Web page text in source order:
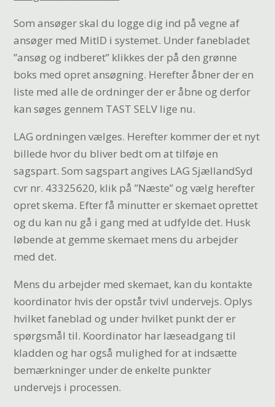
Som ansøger skal du logge dig ind på vegne af
ansøger med MitID i systemet. Under fanebladet
”ansøg og indberet” klikkes der på den grønne
boks med opret ansøgning. Herefter åbner der en
liste med alle de ordninger der er åbne og derfor
kan søges gennem TAST SELV lige nu.
LAG ordningen vælges. Herefter kommer der et nyt
billede hvor du bliver bedt om at tilføje en
sagspart. Som sagspart angives LAG SjællandSyd
cvr nr. 43325620, klik på ”Næste” og vælg herefter
opret skema. Efter få minutter er skemaet oprettet
og du kan nu gå i gang med at udfylde det. Husk
løbende at gemme skemaet mens du arbejder
med det.
Mens du arbejder med skemaet, kan du kontakte
koordinator hvis der opstår tvivl undervejs. Oplys
hvilket faneblad og under hvilket punkt der er
spørgsmål til. Koordinator har læseadgang til
kladden og har også mulighed for at indsætte
bemærkninger under de enkelte punkter
undervejs i processen.